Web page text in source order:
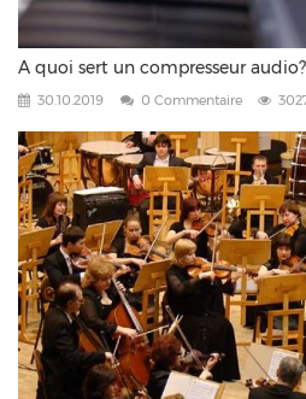
A quoi sert un compresseur audio?
30.10.2019 0 Commentaire